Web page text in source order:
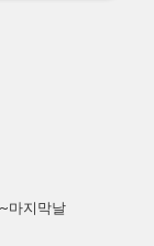
마지막날